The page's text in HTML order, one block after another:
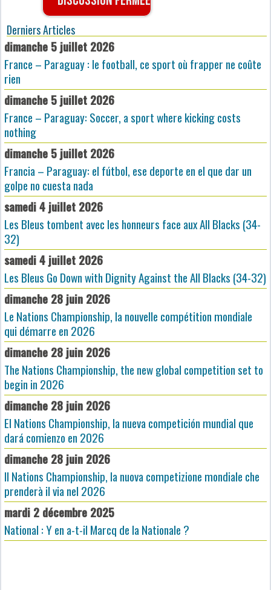
Derniers Articles
dimanche 5 juillet 2026
France – Paraguay : le football, ce sport où frapper ne coûte
rien
dimanche 5 juillet 2026
France – Paraguay: Soccer, a sport where kicking costs
nothing
dimanche 5 juillet 2026
Francia – Paraguay: el fútbol, ese deporte en el que dar un
golpe no cuesta nada
samedi 4 juillet 2026
Les Bleus tombent avec les honneurs face aux All Blacks (34-
32)
samedi 4 juillet 2026
Les Bleus Go Down with Dignity Against the All Blacks (34-32)
dimanche 28 juin 2026
Le Nations Championship, la nouvelle compétition mondiale
qui démarre en 2026
dimanche 28 juin 2026
The Nations Championship, the new global competition set to
begin in 2026
dimanche 28 juin 2026
El Nations Championship, la nueva competición mundial que
dará comienzo en 2026
dimanche 28 juin 2026
Il Nations Championship, la nuova competizione mondiale che
prenderà il via nel 2026
mardi 2 décembre 2025
National : Y en a-t-il Marcq de la Nationale ?